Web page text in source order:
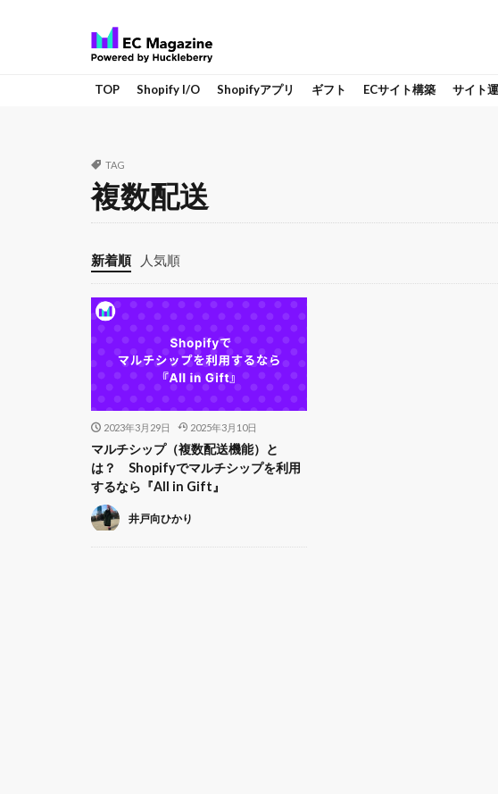
TOP Shopify I/O Shopifyアプリ ギフト ECサイト構築 サイト
TAG
複数配送
新着順 人気順
2023年3月29日 2025年3月10日
マルチシップ（複数配送機能）と
は？ Shopifyでマルチシップを利用
するなら『All in Gift』
井戸向ひかり